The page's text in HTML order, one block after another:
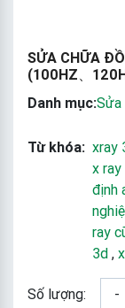
SỬA CHỮA
(100HZ、
Danh mục:
Từ khóa: xray
x
định
ray
3d ,
Số lượng: -